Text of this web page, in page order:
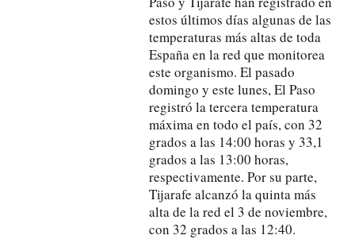
estos últimos días algunas de las
temperaturas más altas de toda
España en la red que monitorea
este organismo. El pasado
domingo y este lunes, El Paso
registró la tercera temperatura
máxima en todo el país, con 32
grados a las 14:00 horas y 33,1
grados a las 13:00 horas,
respectivamente. Por su parte,
Tijarafe alcanzó la quinta más
alta de la red el 3 de noviembre,
con 32 grados a las 12:40.